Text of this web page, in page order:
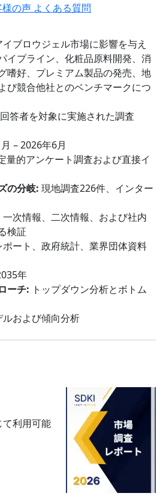
様の声 よくある質問
ブロウジェル市場に影響を与え
イプライン、化粧品原料開発、消
嗜好、プレミアム製品の発売、地
び競合他社とのベンチマークにつ
答者を対象に実施された調査
– 2026年6月
量的アンケート調査および直接イ
の分岐: 現地調査226件、インター
一次情報、二次情報、および社内
検証
ポート、政府統計、業界団体資料
年
ーチ: トップダウン分析とボトム
ルおよび傾向分析
て利用可能